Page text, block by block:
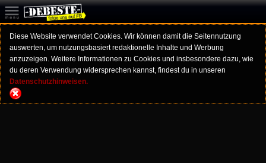
Diese Website verwendet Cookies. Wir können damit die Seitennutzung
auswerten, um nutzungsbasiert redaktionelle Inhalte und Werbung
anzuzeigen. Weitere Informationen zu Cookies und insbesondere dazu, wie
du deren Verwendung widersprechen kannst, findest du in unseren
Datenschutzhinweisen.